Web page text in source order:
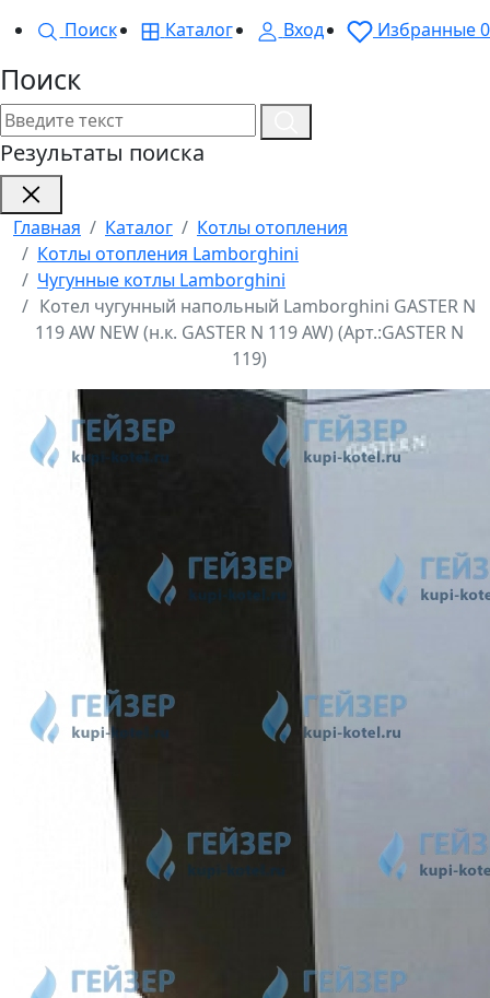
Поиск
Каталог Вход Избранные0
Поиск
Результаты поиска
Главная Каталог
Котлы отопления
Котлы отопления Lamborghini
Чугунные котлы Lamborghini
Котел чугунный напольный Lamborghini GASTER N
119 AW NEW (н.к. GASTER N 119 AW) (Арт.:GASTER N
119)